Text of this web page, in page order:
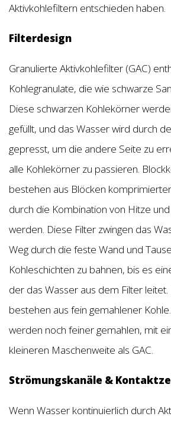
Aktivkohlefiltern entschieden haben.
Filterdesign
Granulierte Aktivkohlefilter (GAC)
Kohlegranulate, die wie schwarze
Diese schwarzen Kohlekörner
gefüllt, und das Wasser wird durch
gepresst, um die andere Seite zu
alle Kohlekörner zu passieren.
bestehen aus Blöcken
durch die Kombination von Hitze
werden. Diese Filter zwingen das
Weg durch die feste Wand und
Kohleschichten zu bahnen, bis es
der das Wasser aus dem Filter
bestehen aus fein gemahlener
werden noch feiner gemahlen, mit
kleineren Maschenweite als GAC.
Strömungskanäle &
Wenn Wasser kontinuierlich durch